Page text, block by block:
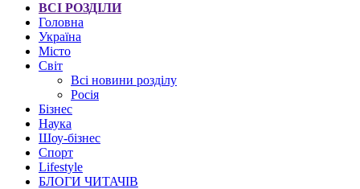
ВСІ РОЗДІЛИ
Головна
Україна
Місто
Світ
Всі новини розділу
Росія
Бізнес
Наука
Шоу-бізнес
Спорт
Lifestyle
БЛОГИ ЧИТАЧІВ